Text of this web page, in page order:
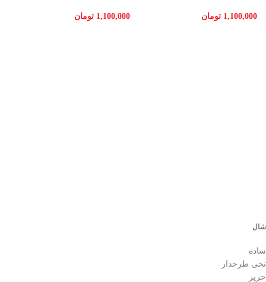
1,100,000 تومان 1,100,000 تومان
شال
ساده
نخی طرحدار
حریر